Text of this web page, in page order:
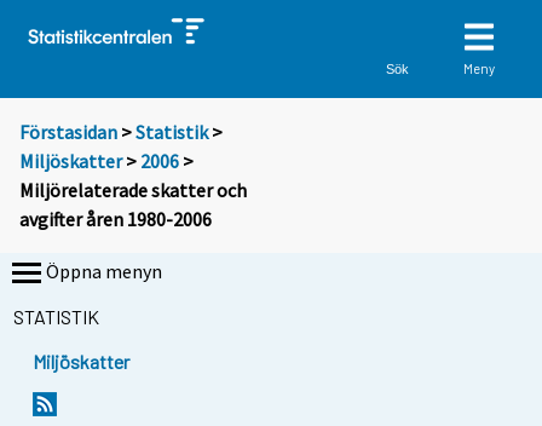
Sök Meny
Förstasidan >Statistik >
Miljöskatter> 2006 >
Miljörelaterade skatter och
avgifter åren 1980-2006
Öppna menyn
STATISTIK
Miljöskatter